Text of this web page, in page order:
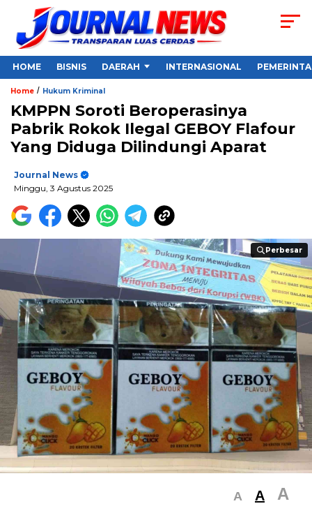
HOME BISNIS DAERAH INTERNASIONAL
Home / Hukum Kriminal
KMPPN Soroti Beroperasinya
Pabrik Rokok Ilegal GEBOY Flafour
Yang Diduga Dilindungi Aparat ‎
Journal News
Minggu, 3 Agustus 2025
Perbesar
Perbesar
A A A